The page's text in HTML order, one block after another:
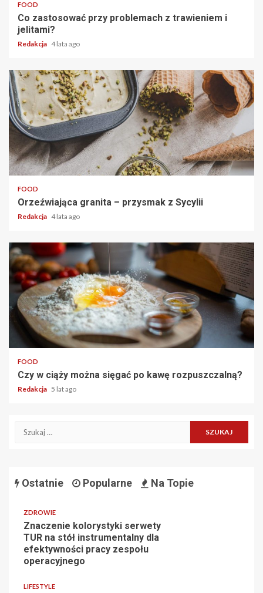
FOOD
Co zastosować przy problemach z trawieniem i
jelitami?
Redakcja 4 lata ago
2 min read
FOOD
Orzeźwiająca granita – przysmak z Sycylii
Redakcja 4 lata ago
2 min read
FOOD
Czy w ciąży można sięgać po kawę rozpuszczalną?
Redakcja 5 lat ago
Szukaj:
Ostatnie Popularne Na Topie
ZDROWIE
Znaczenie kolorystyki serwety
TUR na stół instrumentalny dla
efektywności pracy zespołu
operacyjnego
LIFESTYLE